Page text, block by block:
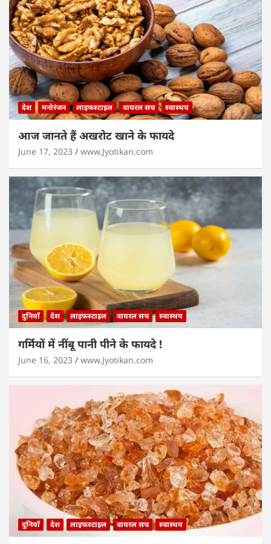
देश मनोरंजन लाइफस्टाइल वायरल सच स्वास्थय
आज जानते हैं अखरोट खाने के फायदे
June 17, 2023 www.Jyotikan.com
दुनियाँ देश लाइफस्टाइल वायरल सच स्वास्थय
गर्मियों में नींबू पानी पीने के फायदे !
June 16, 2023 www.Jyotikan.com
दुनियाँ देश लाइफस्टाइल वायरल सच स्वास्थय